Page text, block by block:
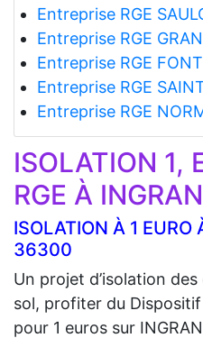
Entreprise RGE
Entreprise RGE
Entreprise RGE
Entreprise RGE
Entreprise RGE
ISOLATION 1,
RGE À
ISOLATION À 1 EURO
36300
Un projet d’isolation
sol, profiter du
pour 1 euros sur